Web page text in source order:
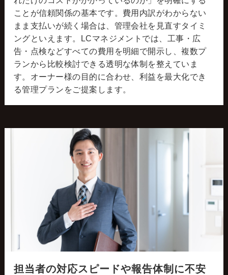
ことが信頼関係の基本です。費用内訳がわからない
まま支払いが続く場合は、管理会社を見直すタイミ
ングといえます。LCマネジメントでは、工事・広
告・点検などすべての費用を明細で開示し、複数プ
ランから比較検討できる透明な体制を整えていま
す。オーナー様の目的に合わせ、利益を最大化でき
る管理プランをご提案します。
担当者の対応スピードや報告体制に不安